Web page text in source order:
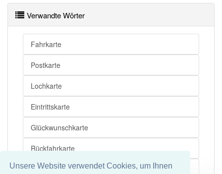
Unsere Website verwendet Cookies, um Ihnen
Karte
Ansichtskarte
Karte openthesaurus
Ansichtspostkarte
Korrespondenzkarte
Speisezettel
Voucher
Billett
Fahrausweis
Fahrkarte
Fahrschein
Verwandte Wörter
Fahrkarte
Postkarte
Lochkarte
Eintrittskarte
Glückwunschkarte
Rückfahrkarte
Debitkarte